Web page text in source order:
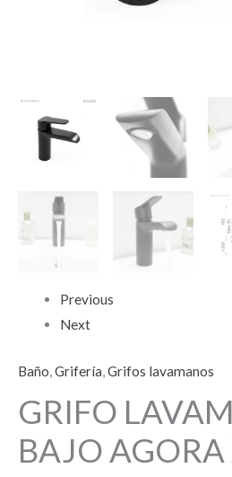
Previous
Next
Baño,Grifería,Grifos lavamanos
GRIFO
BAJO